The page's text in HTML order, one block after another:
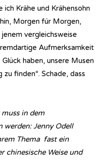
Krähe und Krähensohn
Morgen für Morgen,
vergleichsweise
Aufmerksamkeit
haben, unsere Musen
finden“. Schade, dass
in dem
werden: Jenny Odell
Thema fast ein
chinesische Weise und